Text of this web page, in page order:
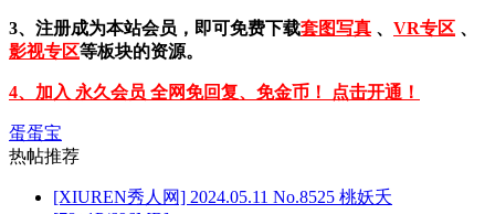
3、注册成为本站会员，即可免费下载套图写真 、 VR专区 、
影视专区等板块的资源。
4、加入 永久会员 全网免回复、免金币！ 点击开通！
蛋蛋宝
热帖推荐
[XIUREN秀人网] 2024.05.11 No.8525 桃妖夭